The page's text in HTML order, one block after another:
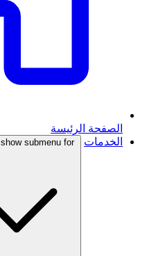
الصفحة الرئيسة
الخدمات
show submenu for "الخدمات"